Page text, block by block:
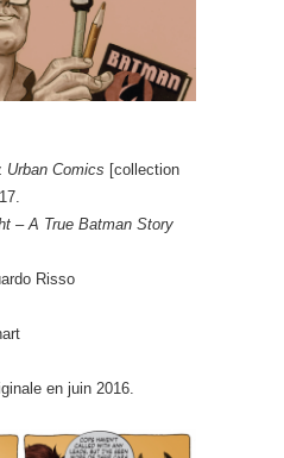
Urban Comics [collection
– A True Batman Story
Risso
en juin 2016.